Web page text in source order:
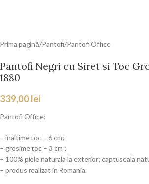
Prima pagină/Pantofi/Pantofi Office
Pantofi Negri cu Siret si Toc
1880
339,00 lei
Pantofi Office:
– inaltime toc – 6 cm;
– grosime toc – 3 cm ;
– 100% piele naturala la exterior; captuseala
– produs realizat in Romania.